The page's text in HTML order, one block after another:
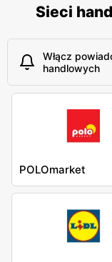
Sieci
Włącz
handlowych
POLOmarket